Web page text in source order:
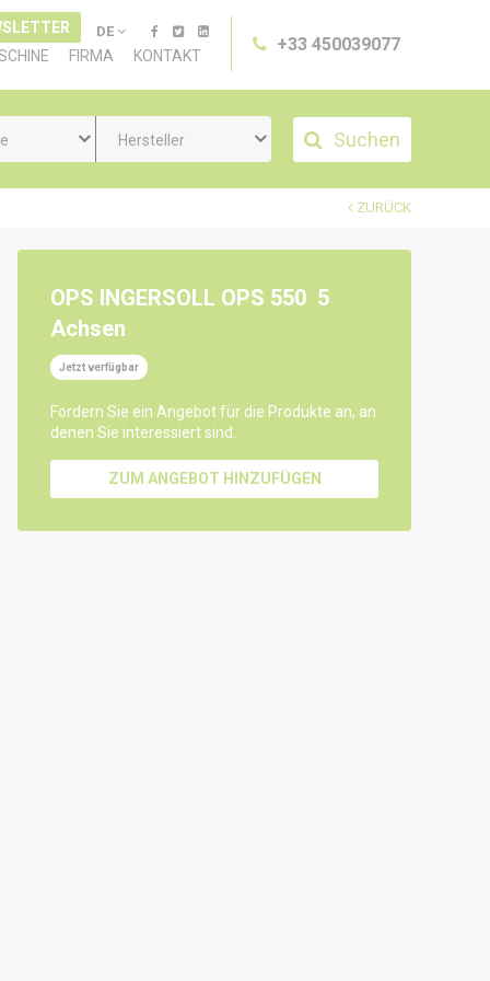
+33 450039077
DE
FIRMA KONTAKT
Hersteller Suchen
ZURÜCK
OPS INGERSOLL OPS 550 5
Achsen
Jetzt verfügbar
Fordern Sie ein Angebot für die Produkte an, an
denen Sie interessiert sind.
ZUM ANGEBOT HINZUFÜGEN